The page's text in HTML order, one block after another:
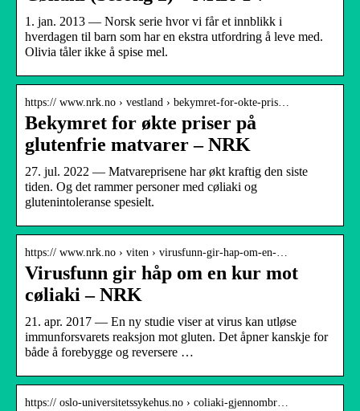
1. jan. 2013 — Norsk serie hvor vi får et innblikk i
hverdagen til barn som har en ekstra utfordring å leve med.
Olivia tåler ikke å spise mel.
https:// www.nrk.no › vestland › bekymret-for-okte-pris…
Bekymret for økte priser på
glutenfrie matvarer – NRK
27. jul. 2022 — Matvareprisene har økt kraftig den siste
tiden. Og det rammer personer med cøliaki og
glutenintoleranse spesielt.
https:// www.nrk.no › viten › virusfunn-gir-hap-om-en-…
Virusfunn gir håp om en kur mot
cøliaki – NRK
21. apr. 2017 — En ny studie viser at virus kan utløse
immunforsvarets reaksjon mot gluten. Det åpner kanskje for
både å forebygge og reversere …
https:// oslo-universitetssykehus.no › coliaki-gjennombr…